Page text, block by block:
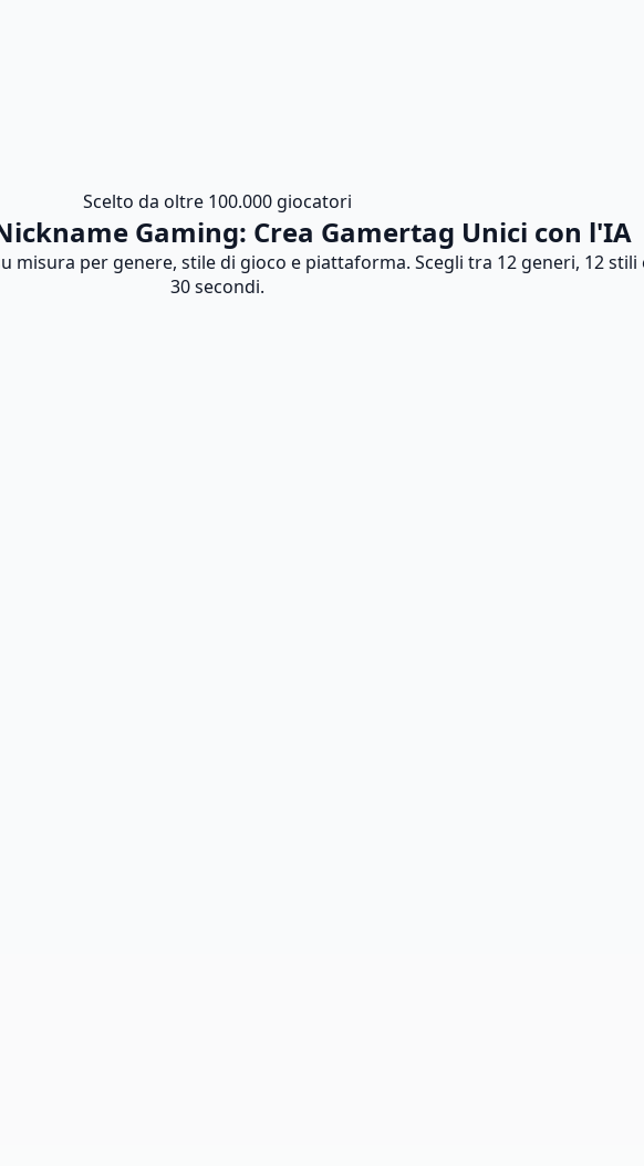
Scelto da oltre 100.000 giocatori
Gaming: Crea Gamertag Unici con l'IA
misura per genere, stile di gioco e piattaforma. Scegli tra 12 generi, 12
30 secondi.